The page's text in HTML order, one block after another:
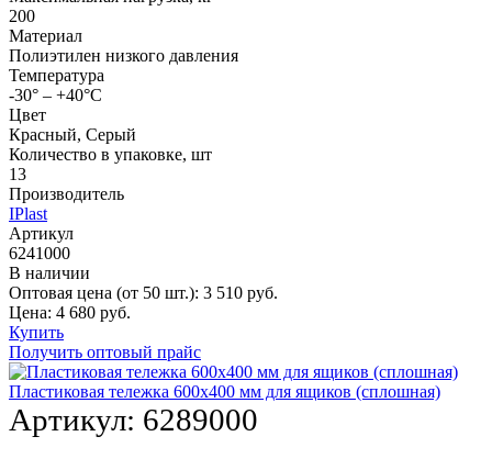
200
Материал
Полиэтилен низкого давления
Температура
-30° – +40°С
Цвет
Красный, Серый
Количество в упаковке, шт
13
Производитель
IPlast
Артикул
6241000
В наличии
Оптовая цена (от 50 шт.): 3 510 руб.
Цена: 4 680 руб.
Купить
Получить оптовый прайс
Пластиковая тележка 600х400 мм для ящиков (сплошная)
Артикул: 6289000